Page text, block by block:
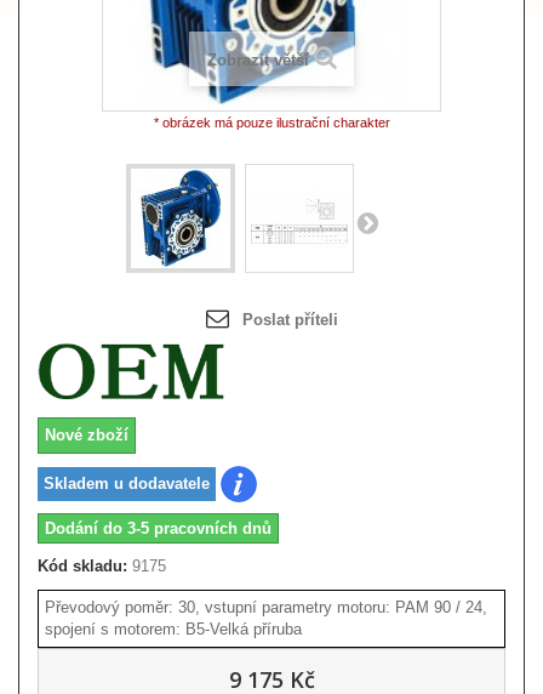
Zobrazit větší
* obrázek má pouze ilustrační charakter
Poslat příteli
Nové zboží
Skladem u dodavatele
Dodání do 3-5 pracovních dnů
Kód skladu: 9175
Převodový poměr: 30, vstupní parametry motoru: PAM 90 / 24,
spojení s motorem: B5-Velká příruba
9 175 Kč